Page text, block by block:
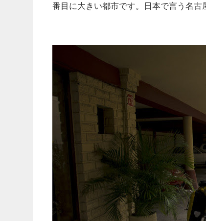
番目に大きい都市です。日本で言う名古